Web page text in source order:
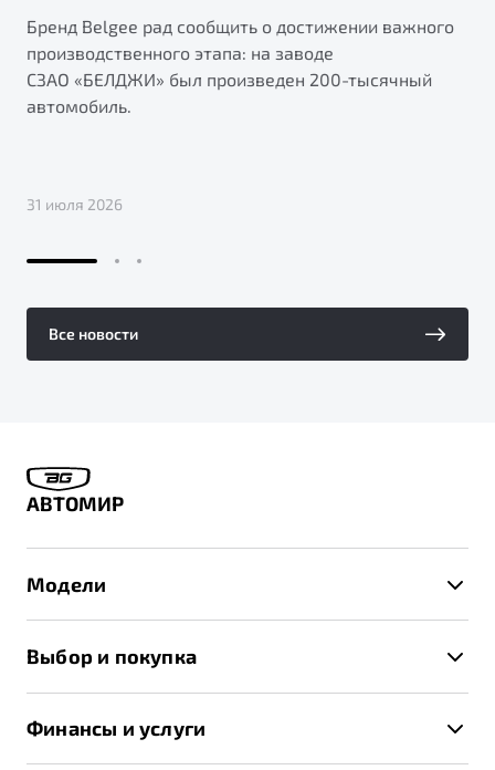
Бренд Belgee рад сообщить о достижении важного
производственного этапа: на заводе
СЗАО «БЕЛДЖИ» был произведен 200-тысячный
автомобиль.
31 июля 2026
Все новости
АВТОМИР
Модели
X70
Выбор и покупка
Финансы и услуги